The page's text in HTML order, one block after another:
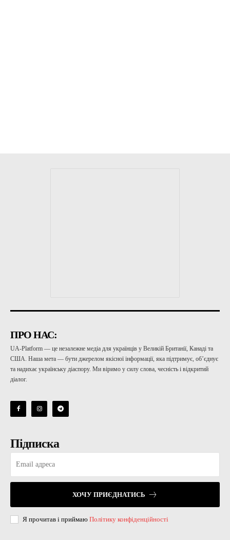
ПРО НАС:
UA-Platform — це незалежне медіа для українців у Великій Британії, Канаді та
США. Наша мета — бути джерелом якісної інформації, яка підтримує, об’єднує
та надихає українську діаспору. Ми віримо у силу слова, чесність і відкритий
діалог.
Підписка
ХОЧУ ПРИЄДНАТИСЬ
Я прочитав і приймаю Політику конфіденційності